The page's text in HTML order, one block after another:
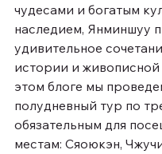
чудесами и богатым
наследием, Янминшуу
удивительное
истории и
этом блоге мы
полудневный тур по
обязательным для
местам: Сяоюкэн,